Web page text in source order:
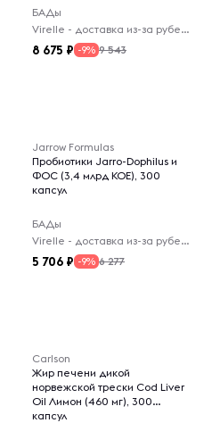
БАДы
Virelle - доставка из-за рубежа
8 675 -9% 9 543
Jarrow Formulas
Пробиотики Jarro-Dophilus и
ФОС (3,4 млрд КОЕ), 300
капсул
БАДы
Virelle - доставка из-за рубежа
5 706 -9% 6 277
Carlson
Жир печени дикой
норвежской трески Cod Liver
Oil Лимон (460 мг), 300
капсул